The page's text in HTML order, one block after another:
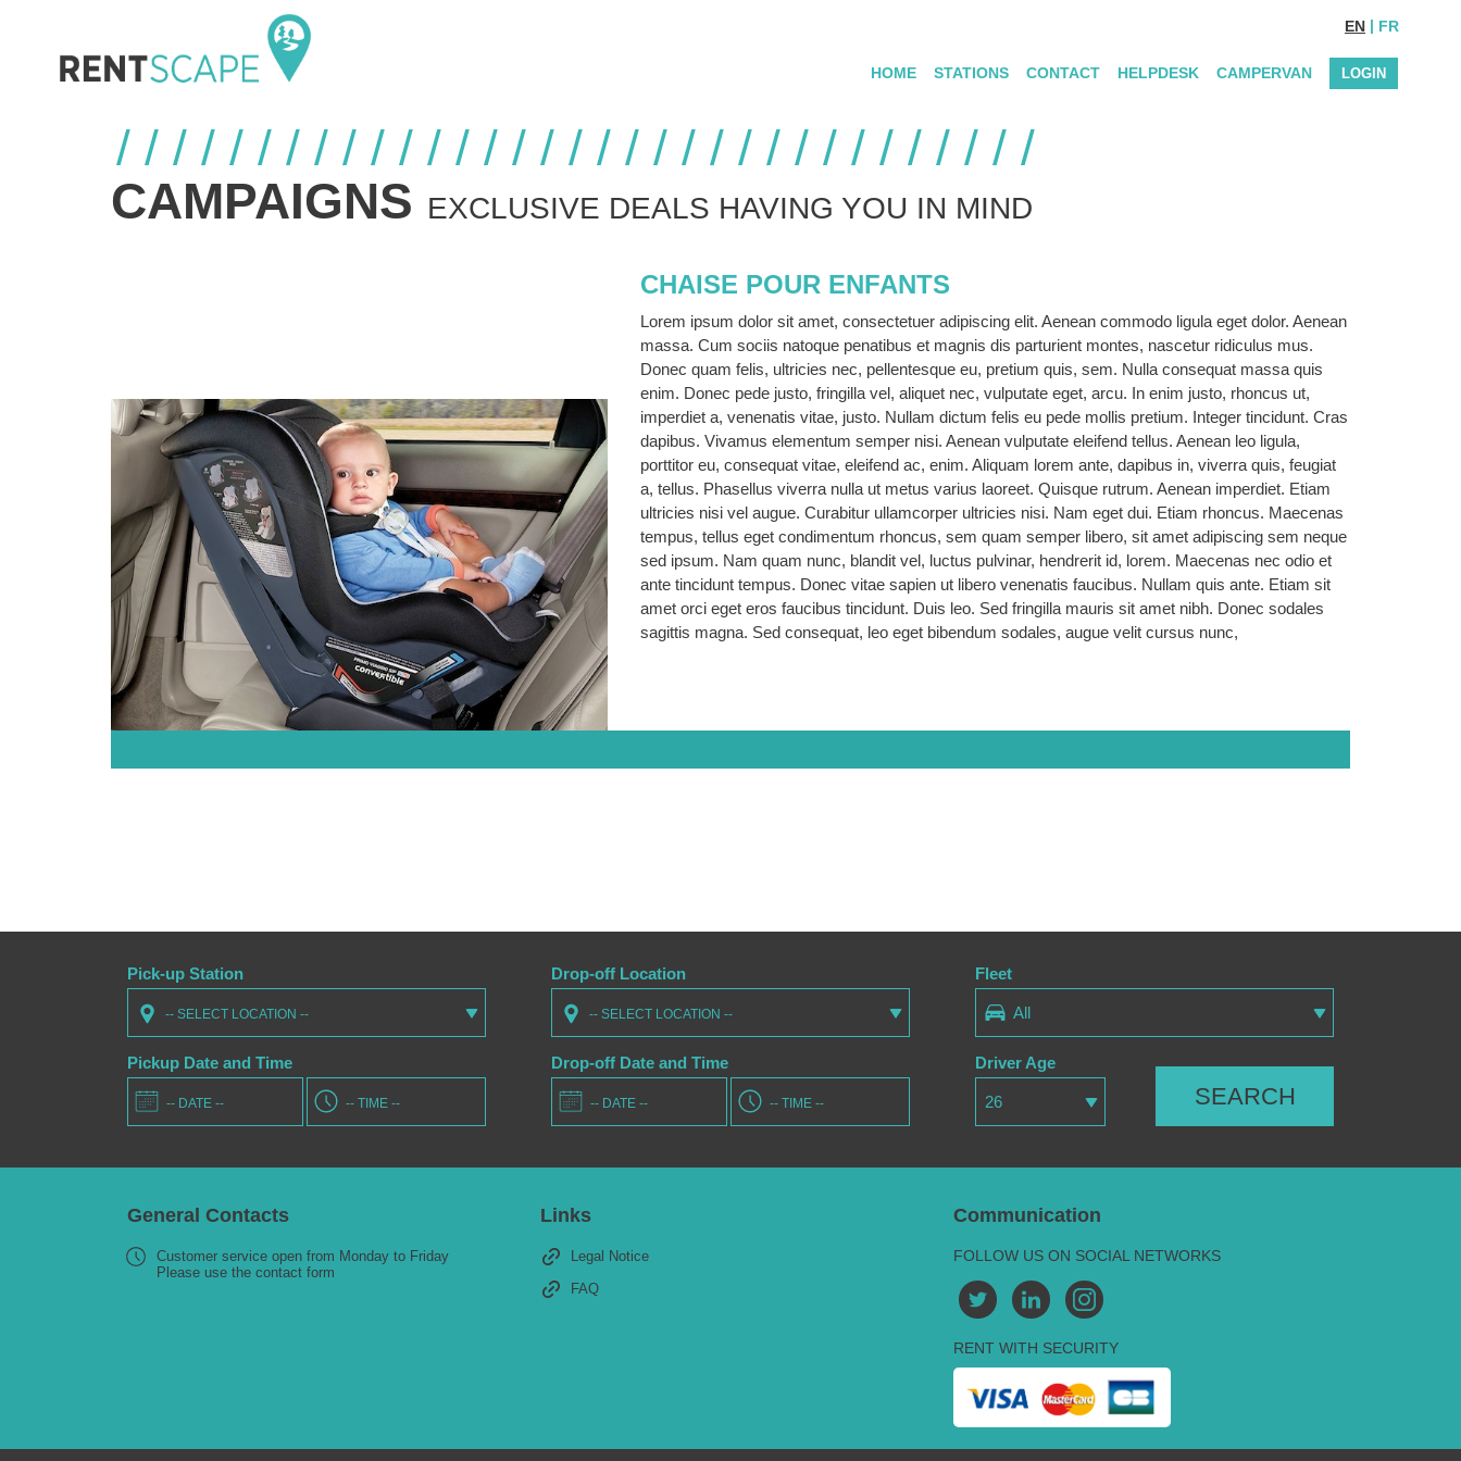
HOME STATIONS CONTACT HELPDESK CAMPERVAN LOGIN
EN FR
CAMPAIGNS EXCLUSIVE DEALS HAVING YOU IN MIND
CHAISE POUR ENFANTS
Lorem ipsum dolor sit amet, consectetuer adipiscing elit. Aenean commodo ligula eget dolor. Aenean
massa. Cum sociis natoque penatibus et magnis dis parturient montes, nascetur ridiculus mus.
Donec quam felis, ultricies nec, pellentesque eu, pretium quis, sem. Nulla consequat massa quis
enim. Donec pede justo, fringilla vel, aliquet nec, vulputate eget, arcu. In enim justo, rhoncus ut,
imperdiet a, venenatis vitae, justo. Nullam dictum felis eu pede mollis pretium. Integer tincidunt. Cras
dapibus. Vivamus elementum semper nisi. Aenean vulputate eleifend tellus. Aenean leo ligula,
porttitor eu, consequat vitae, eleifend ac, enim. Aliquam lorem ante, dapibus in, viverra quis, feugiat
a, tellus. Phasellus viverra nulla ut metus varius laoreet. Quisque rutrum. Aenean imperdiet. Etiam
ultricies nisi vel augue. Curabitur ullamcorper ultricies nisi. Nam eget dui. Etiam rhoncus. Maecenas
tempus, tellus eget condimentum rhoncus, sem quam semper libero, sit amet adipiscing sem neque
sed ipsum. Nam quam nunc, blandit vel, luctus pulvinar, hendrerit id, lorem. Maecenas nec odio et
ante tincidunt tempus. Donec vitae sapien ut libero venenatis faucibus. Nullam quis ante. Etiam sit
amet orci eget eros faucibus tincidunt. Duis leo. Sed fringilla mauris sit amet nibh. Donec sodales
sagittis magna. Sed consequat, leo eget bibendum sodales, augue velit cursus nunc,
Pick-up Station
-- SELECT LOCATION --
Pickup Date and Time
Drop-off Location
-- SELECT LOCATION --
Drop-off Date and Time
Fleet
All
Driver Age
26 SEARCH
General Contacts
Customer service open from Monday to Friday
Please use the contact form
Links
Legal Notice
FAQ
Communication
FOLLOW US ON SOCIAL NETWORKS
RENT WITH SECURITY